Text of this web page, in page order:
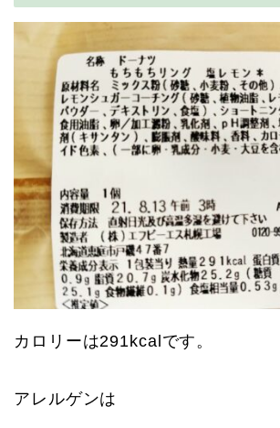
カロリーは291kcalです。
アレルゲンは